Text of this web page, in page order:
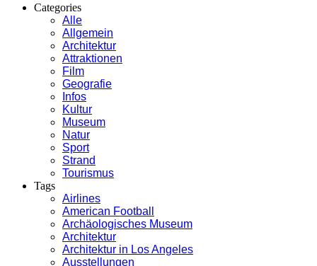
Categories
Alle
Allgemein
Architektur
Attraktionen
Film
Geografie
Infos
Kultur
Museum
Natur
Sport
Strand
Tourismus
Tags
Airlines
American Football
Archäologisches Museum
Architektur
Architektur in Los Angeles
Ausstellungen